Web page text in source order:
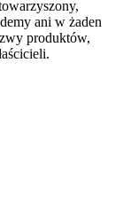
ani w żaden
produktów,